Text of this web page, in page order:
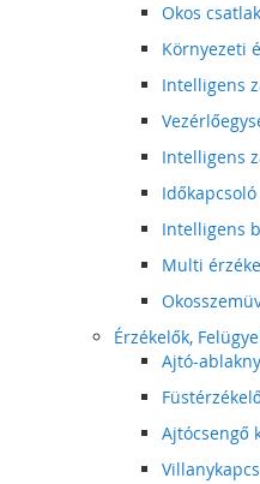
Okos
Környezeti
Intelligens
Intelligens
Időkapcsoló
Intelligens
Multi
Érzékelők,
Ajtó-
Füstérzékelő
Ajtócsengő